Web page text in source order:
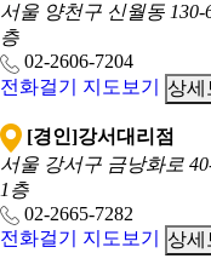
서울 양천구 신월동 130-
층
02-2606-7204
전화걸기
지도보기 상세
[경인]강서대리점
서울 강서구 금낭화로
1층
02-2665-7282
전화걸기
지도보기 상세